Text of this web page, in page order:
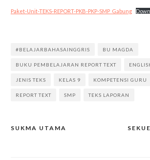
Paket-Unit-TEKS-REPORT-PKB-PKP-SMP_Gabung
#BELAJARBAHASAINGGRIS BU MAGDA
BUKU PEMBELAJARAN REPORT TEXT
JENIS TEKS KELAS 9 KOMPETENSI GURU
REPORT TEXT SMP TEKS LAPORAN
Post
SUKMA UTAMA